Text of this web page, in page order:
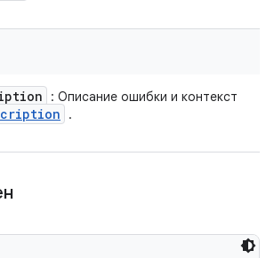
: Описание ошибки и контекст
.